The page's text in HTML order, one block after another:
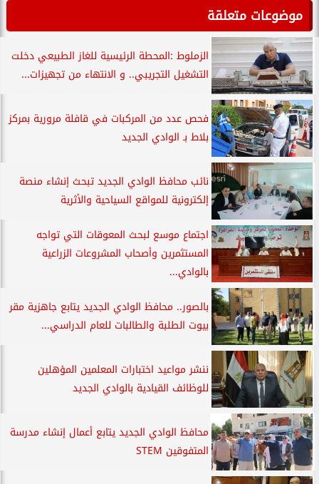
موضوعات متعلقة
الزملوط :المحطة الرئيسية للغاز الطبيعي دخلت
التشغيل التجريبي.. و الانتهاء من تجهيزات...
فحص عدد من المركبات في قافلة مرورية بمركز
بلاط بـ الوادي الجديد
نائب محافظ الوادي الجديد تبحث إنشاء منصة
إلكترونية للمواقع السياحية والأثرية
اجتماع موسع لبحث المعوقات التي تواجه
المستثمرين وأصحاب المشروعات الزراعية
بالوادي...
بالصور.. محافظ الوادي الجديد يتابع جاهزية مقر
بيوت الطلبة والطالبات للعام الدراسي...
ننشر مواعيد اختبارات المعلمين المؤهلين
للوظائف القيادية بالوادي الجديد
محافظ الوادي الجديد يتابع أعمال إنشاء مدرسة
المتفوقين STEM